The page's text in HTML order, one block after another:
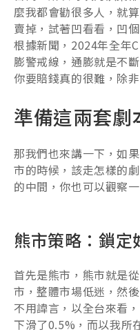
麼我都會勸很多人，就
賣掉，試著凹看看，凹
根據新聞，2024年全年
膨警戒線，通膨就是不
你要賠錢真的很難，除
準備這兩套劇
那我們也來講一下，如
市的時候，該走怎樣的
的中間，你也可以觀察一
熊市策略：鎖定
首先是熊市，熊市就是
市，整體市場低迷，然
不用諱言，以全台來看
下滑了0.5%，而以我所